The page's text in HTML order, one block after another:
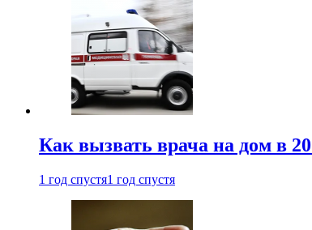
Как вызвать врача на дом в
1 год спустя1 год спустя